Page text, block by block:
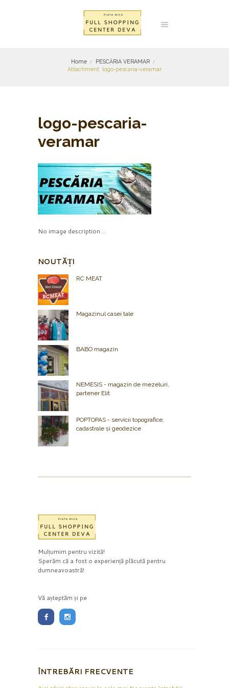
Home
PESCĂRIA VERAMAR
Attachment: logo-pescaria-veramar
logo-pescaria-
veramar
No image description ...
NOUTĂȚI
RC MEAT
Magazinul casei tale
BABO magazin
NEMESIS - magazin de mezeluri,
partener Elit
POPTOPAS - servicii topografice,
cadastrale și geodezice
Mulțumim pentru vizită!
Sperăm că a fost o experiență plăcută pentru
dumneavoastră!
Vă așteptăm și pe
ÎNTREBĂRI FRECVENTE